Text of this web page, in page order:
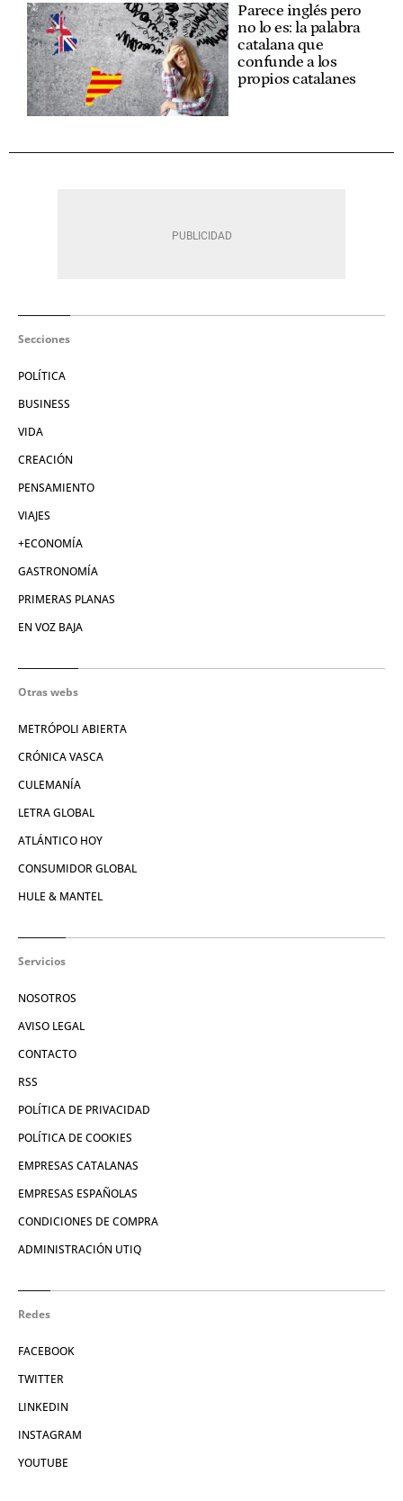
Parece inglés pero
no lo es: la palabra
catalana que
confunde a los
propios catalanes
Secciones
POLÍTICA
BUSINESS
VIDA
CREACIÓN
PENSAMIENTO
VIAJES
+ECONOMÍA
GASTRONOMÍA
PRIMERAS PLANAS
EN VOZ BAJA
Otras webs
METRÓPOLI ABIERTA
CRÓNICA VASCA
CULEMANÍA
LETRA GLOBAL
ATLÁNTICO HOY
CONSUMIDOR GLOBAL
HULE & MANTEL
Servicios
NOSOTROS
AVISO LEGAL
CONTACTO
RSS
POLÍTICA DE PRIVACIDAD
POLÍTICA DE COOKIES
EMPRESAS CATALANAS
EMPRESAS ESPAÑOLAS
CONDICIONES DE COMPRA
ADMINISTRACIÓN UTIQ
Redes
FACEBOOK
TWITTER
LINKEDIN
INSTAGRAM
YOUTUBE